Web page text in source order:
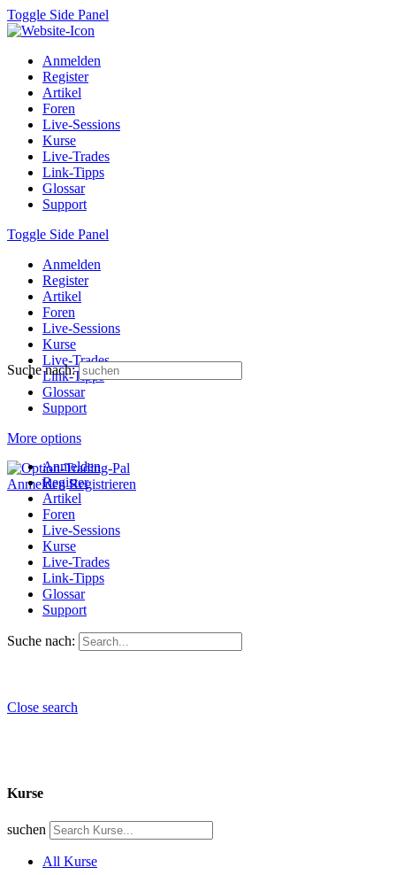
Toggle Side Panel
Anmelden
Register
Artikel
Foren
Live-Sessions
Kurse
Live-Trades
Link-Tipps
Glossar
Support
Toggle Side Panel
Anmelden
Register
Artikel
Foren
Live-Sessions
Kurse
Live-Trades
Link-Tipps
Glossar
Support
More options
Anmelden Registrieren
Suche nach:
Anmelden
Register
Artikel
Foren
Live-Sessions
Kurse
Live-Trades
Link-Tipps
Glossar
Support
Suche nach:
Close search
Kurse
suchen
All Kurse